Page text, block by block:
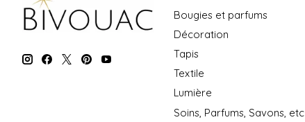
Bougies et parfums
Décoration
Tapis
Textile
Lumière
Soins, Parfums, Savons, etc